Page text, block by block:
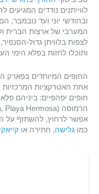
לווייתנים נודדים
ובחודשי יוני ועד נובמבר,
המערבי של ארצות הברית
לצפות בלוויתן גדול-
ותוכלו לחזות בפלא הימי
החופים המיוחדים בפארק
אחת האטרקציות
חופים יפהפיים: ביניהם
אפשר לרחוץ, להשתזף על
כמוגלישה, חתירה או